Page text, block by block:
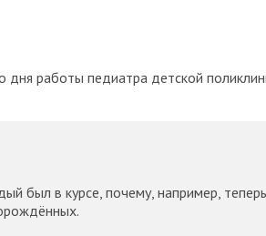
дня работы педиатра детской
был в курсе, почему, например,